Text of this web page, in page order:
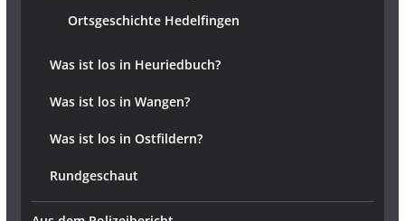
Ortsgeschichte Hedelfingen
Was ist los in Heuriedbuch?
Was ist los in Wangen?
Was ist los in Ostfildern?
Rundgeschaut